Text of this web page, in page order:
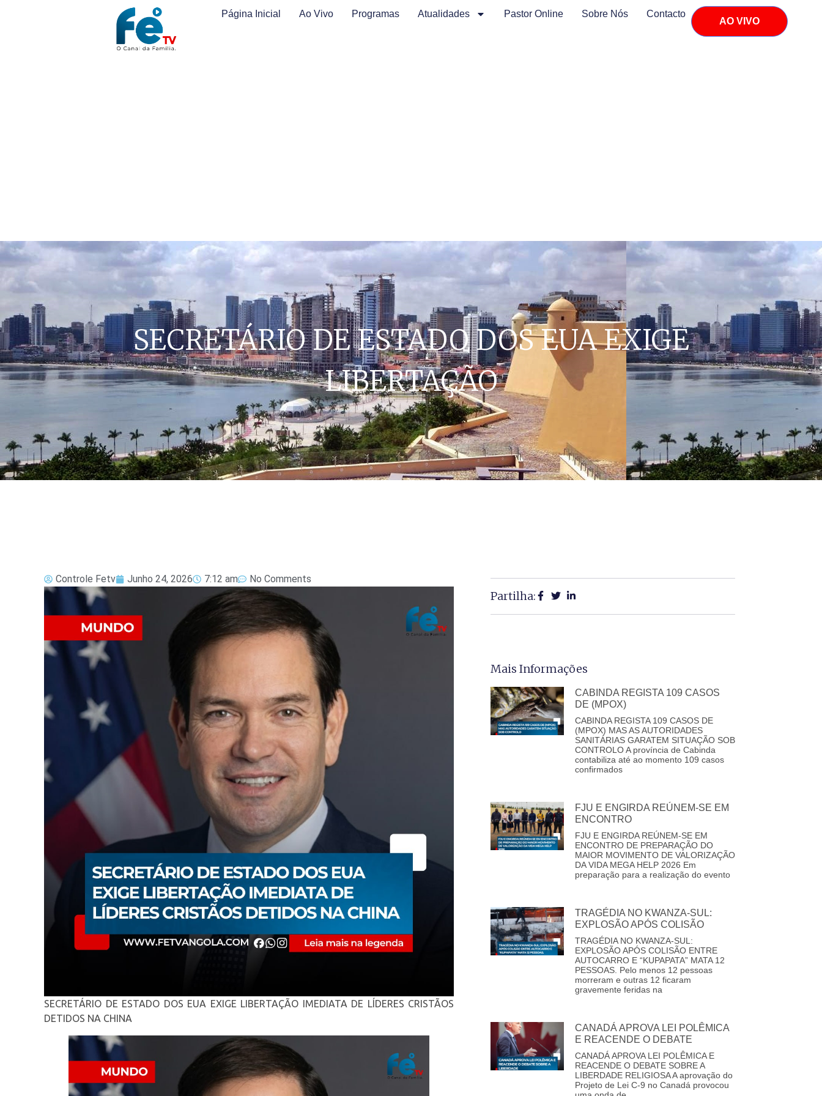
Página Inicial Ao Vivo Programas Atualidades Pastor Online Sobre Nós Contacto
AO VIVO
SECRETÁRIO DE ESTADO DOS EUA EXIGE
LIBERTAÇÃO
Controle Fetv Junho 24, 2026 7:12 am No Comments
SECRETÁRIO DE ESTADO DOS EUA EXIGE LIBERTAÇÃO IMEDIATA DE LÍDERES CRISTÃOS
DETIDOS NA CHINA
Partilha:
Mais Informações
CABINDA REGISTA 109 CASOS
DE (MPOX)
CABINDA REGISTA 109 CASOS DE
(MPOX) MAS AS AUTORIDADES
SANITÁRIAS GARATEM SITUAÇÃO SOB
CONTROLO A província de Cabinda
contabiliza até ao momento 109 casos
confirmados
FJU E ENGIRDA REÚNEM-SE EM
ENCONTRO
FJU E ENGIRDA REÚNEM-SE EM
ENCONTRO DE PREPARAÇÃO DO
MAIOR MOVIMENTO DE VALORIZAÇÃO
DA VIDA MEGA HELP 2026 Em
preparação para a realização do evento
TRAGÉDIA NO KWANZA-SUL:
EXPLOSÃO APÓS COLISÃO
TRAGÉDIA NO KWANZA-SUL:
EXPLOSÃO APÓS COLISÃO ENTRE
AUTOCARRO E “KUPAPATA” MATA 12
PESSOAS. Pelo menos 12 pessoas
morreram e outras 12 ficaram
gravemente feridas na
CANADÁ APROVA LEI POLÊMICA
E REACENDE O DEBATE
CANADÁ APROVA LEI POLÊMICA E
REACENDE O DEBATE SOBRE A
LIBERDADE RELIGIOSA A aprovação do
Projeto de Lei C-9 no Canadá provocou